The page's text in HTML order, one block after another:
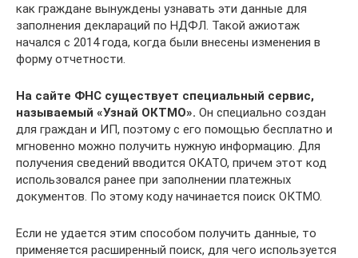
как граждане вынуждены узнавать эти данные для
заполнения деклараций по НДФЛ. Такой ажиотаж
начался с 2014 года, когда были внесены изменения в
форму отчетности.
На сайте ФНС существует специальный сервис,
называемый «Узнай ОКТМО». Он специально создан
для граждан и ИП, поэтому с его помощью бесплатно и
мгновенно можно получить нужную информацию. Для
получения сведений вводится ОКАТО, причем этот код
использовался ранее при заполнении платежных
документов. По этому коду начинается поиск ОКТМО.
Если не удается этим способом получить данные, то
применяется расширенный поиск, для чего используется